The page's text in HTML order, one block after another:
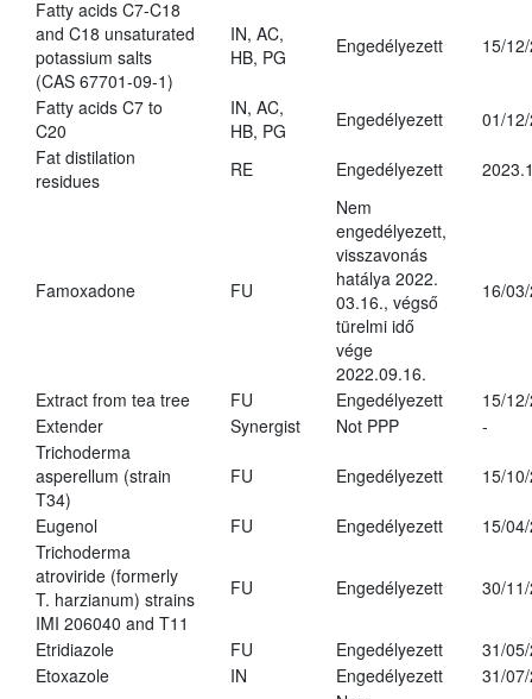
Fatty acids C7-C18
and C18 unsaturated
potassium salts
(CAS 67701-09-1)
IN, AC,
HB, PG
Engedélyezett 15/
Fatty acids C7 to
C20
IN, AC,
HB, PG
Engedélyezett
01/
Fat distilation
residues
RE Engedélyezett
Famoxadone FU
Nem
engedélyezett,
visszavonás
hatálya 2022.
03.16., végső
türelmi idő
vége
2022.09.16.
16/
Extract from tea tree FU Engedélyezett
15/
Extender
Synergist Not PPP
-
Trichoderma
asperellum (strain
T34)
FU Engedélyezett 15/
Eugenol FU Engedélyezett
15/
Trichoderma
atroviride (formerly
T. harzianum) strains
IMI 206040 and T11
FU Engedélyezett 30/
Etridiazole FU Engedélyezett
31/
Etoxazole
IN Engedélyezett
31/